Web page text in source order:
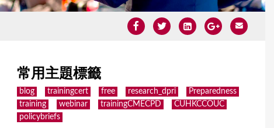
常用主題標籤
blog trainingcert free research_dpri
Preparedness
training
webinar trainingCMECPD
CUHKCCOUC
policybriefs